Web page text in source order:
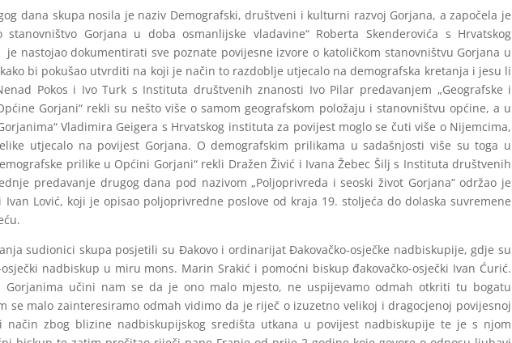
dana skupa nosila je naziv Demografski, društveni i kulturni razvoj Gorjana, a započela je
stanovništvo Gorjana u doba osmanlijske vladavine“ Roberta Skenderovića s Hrvatskog
nastojao dokumentirati sve poznate povijesne izvore o katoličkom stanovništvu Gorjana u
bi pokušao utvrditi na koji je način to razdoblje utjecalo na demografska kretanja i jesu li
Pokos i Ivo Turk s Instituta društvenih znanosti Ivo Pilar predavanjem „Geografske i
Gorjani“ rekli su nešto više o samom geografskom položaju i stanovništvu općine, a u
Vladimira Geigera s Hrvatskog instituta za povijest moglo se čuti više o Nijemcima,
utjecalo na povijest Gorjana. O demografskim prilikama u sadašnjosti više su toga u
prilike u Općini Gorjani“ rekli Dražen Živić i Ivana Žebec Šilj s Instituta društvenih
predavanje drugog dana pod nazivom „Poljoprivreda i seoski život Gorjana“ održao je
Ivan Lović, koji je opisao poljoprivredne poslove od kraja 19. stoljeća do dolaska suvremene
sudionici skupa posjetili su Đakovo i ordinarijat Đakovačko-osječke nadbiskupije, gdje su
nadbiskup u miru mons. Marin Srakić i pomoćni biskup đakovačko-osječki Ivan Ćurić.
Gorjanima učini nam se da je ono malo mjesto, ne uspijevamo odmah otkriti tu bogatu
se malo zainteresiramo odmah vidimo da je riječ o izuzetno velikoj i dragocjenoj povijesnoj
zbog blizine nadbiskupijskog središta utkana u povijest nadbiskupije te je s njom